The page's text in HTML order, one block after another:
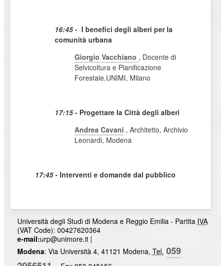
16:45- I benefici degli alberi per la
comunità urbana
Giorgio Vacchiano , Docente di
Selvicoltura e Pianificazione
Forestale,UNIMI, Milano
17:15- Progettare la Città degli alberi
Andrea Cavani , Architetto, Archivio
Leonardi, Modena
17:45 - Interventi e domande dal pubblico
Università degli Studi di Modena e Reggio Emilia - Partita IVA
(VAT Code): 00427620364
e-mail:urp@unimore.it|
Modena: Via Università 4, 41121 Modena, Tel. 059